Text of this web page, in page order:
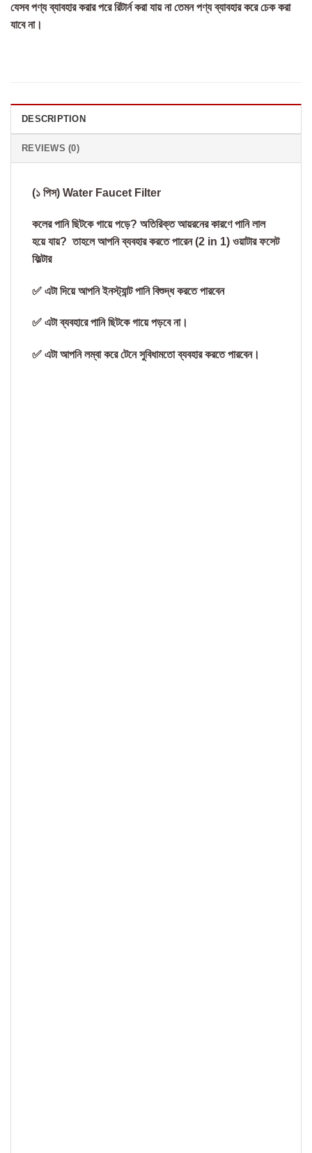
যেসব পণ্য ব্যাবহার করার পরে রিটার্ন করা যায় না তেমন পণ্য ব্যাবহার করে চেক করা
যাবে না।
DESCRIPTION
REVIEWS (0)
(১ পিস) Water Faucet Filter
কলের পানি ছিটকে গায়ে পড়ে? অতিরিক্ত আয়রনের কারণে পানি লাল
হয়ে যায়? তাহলে আপনি ব্যবহার করতে পারেন (2 in 1) ওয়াটার ফসেট
ফিল্টার
✅ এটা দিয়ে আপনি ইনস্ট্যান্ট পানি বিশুদ্ধ করতে পারবেন
✅ এটা ব্যবহারে পানি ছিটকে গায়ে পড়বে না।
✅ এটা আপনি লম্বা করে টেনে সুবিধামতো ব্যবহার করতে পারবেন।